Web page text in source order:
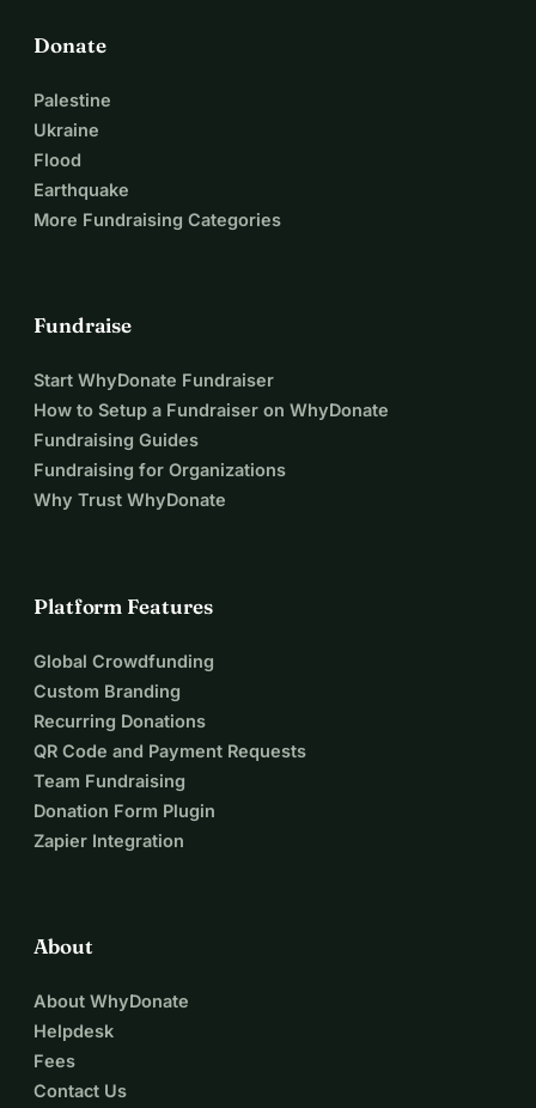
Donate
Palestine
Ukraine
Flood
Earthquake
More Fundraising Categories
Fundraise
Start WhyDonate Fundraiser
How to Setup a Fundraiser on WhyDonate
Fundraising Guides
Fundraising for Organizations
Why Trust WhyDonate
Platform Features
Global Crowdfunding
Custom Branding
Recurring Donations
QR Code and Payment Requests
Team Fundraising
Donation Form Plugin
Zapier Integration
About
About WhyDonate
Helpdesk
Fees
Contact Us